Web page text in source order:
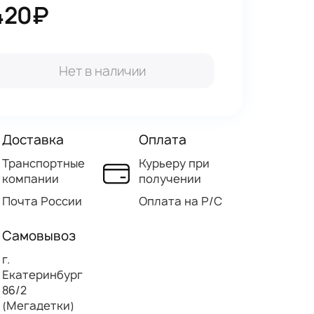
Нет в наличии
Доставка
Транспортные
компании
Почта России
Оплата
Курьеру при
получении
Оплата на Р/C
Самовывоз
г.
Екатеринбург
86/2
(Мегадетки)